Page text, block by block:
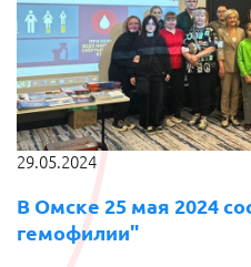
29.05.2024
В Омске 25 мая 2024
гемофилии"